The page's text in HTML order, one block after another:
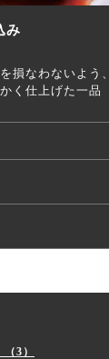
み
損なわないよう、
く仕上げた一品
3）